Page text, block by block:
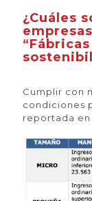
¿Cuáles
Cumplir con
condiciones
reportada en